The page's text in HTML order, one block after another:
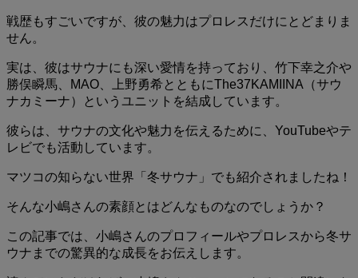
戦歴もすごいですが、彼の魅力はプロレスだけにとどまりま
せん。
実は、彼はサウナにも深い愛情を持っており、竹下幸之介や
勝俣瞬馬、MAO、上野勇希とともにThe37KAMIINA（サウ
ナカミーナ）というユニットを結成しています。
彼らは、サウナの文化や魅力を伝えるために、YouTubeやテ
レビでも活動しています。
マツコの知らない世界「冬サウナ」でも紹介されましたね！
そんな小嶋さんの素顔とはどんなものなのでしょうか？
この記事では、小嶋さんのプロフィールやプロレスから冬サ
ウナまでの驚異的な成長をお伝えします。